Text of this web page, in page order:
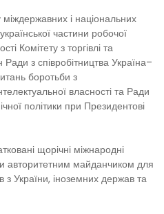
і національних
частини робочої
Комітету з торгівлі та
з співробітництва Україна–
боротьби з
власності та Ради
політики при Президентові
щорічні міжнародні
авторитетним майданчиком для
з України, іноземних держав та